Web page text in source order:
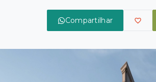
Compartilhar